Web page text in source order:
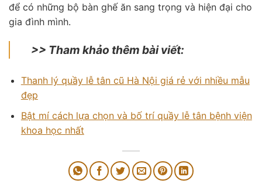
để có những bộ bàn ghế ăn sang trọng và hiện đại cho
gia đình mình.
>> Tham khảo thêm bài viết:
Thanh lý quầy lễ tân cũ Hà Nội giá rẻ với nhiều mẫu
đẹp
Bật mí cách lựa chọn và bố trí quầy lễ tân bệnh viện
khoa học nhất